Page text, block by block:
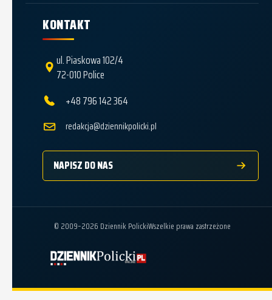
KONTAKT
ul. Piaskowa 102/4
72-010 Police
+48 796 142 364
redakcja@dziennikpolicki.pl
NAPISZ DO NAS
© 2009–2026 Dziennik PolickiWszelkie prawa zastrzeżone